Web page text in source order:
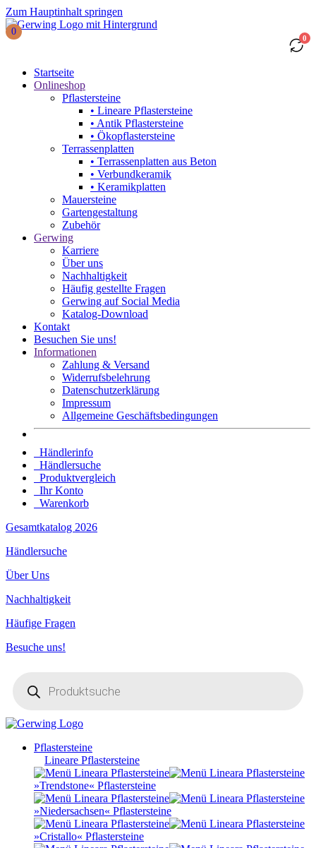
Zum Hauptinhalt springen
0
0
Startseite
Onlineshop
Pflastersteine
• Lineare Pflastersteine
• Antik Pflastersteine
• Ökopflastersteine
Terrassenplatten
• Terrassenplatten aus Beton
• Verbundkeramik
• Keramikplatten
Mauersteine
Gartengestaltung
Zubehör
Gerwing
Karriere
Über uns
Nachhaltigkeit
Häufig gestellte Fragen
Gerwing auf Social Media
Katalog-Download
Kontakt
Besuchen Sie uns!
Informationen
Zahlung & Versand
Widerrufsbelehrung
Datenschutz­erklärung
Impressum
Allgemeine Geschäftsbedingungen
Händlerinfo
Händlersuche
Produktvergleich
Ihr Konto
Warenkorb
Gesamtkatalog 2026
Händlersuche
Über Uns
Nachhaltigkeit
Häufige Fragen
Besuche uns!
search
Pflastersteine
Lineare Pflastersteine
»Trendstone« Pflastersteine
»Niedersachsen« Pflastersteine
»Cristallo« Pflastersteine